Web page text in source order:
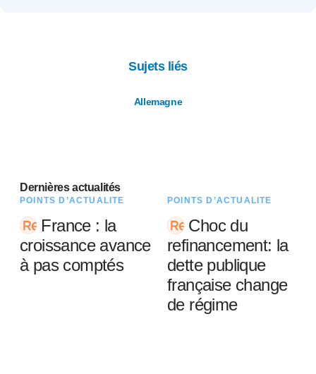
Sujets liés
Allemagne
Dernières actualités
POINTS D’ACTUALITÉ
France : la
croissance avance
à pas comptés
POINTS D’ACTUALITÉ
Choc du
refinancement: la
dette publique
française change
de régime